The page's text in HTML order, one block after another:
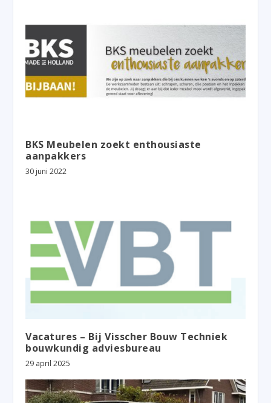
BKS Meubelen zoekt enthousiaste
aanpakkers
30 juni 2022
Vacatures – Bij Visscher Bouw Techniek
bouwkundig adviesbureau
29 april 2025